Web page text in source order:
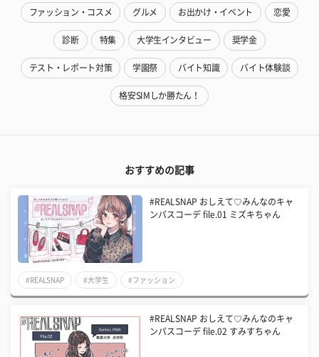
ファッション・コスメ グルメ お出かけ・イベント 恋愛
診断 特集 大学生インタビュー 奨学金
テスト・レポート対策 学園祭 バイト知識 バイト体験談
格安SIMしか勝たん！
おすすめの記事
#REALSNAP おしえて♡みんなのキャ
ンパスコーデ file.01 ミズキちゃん
#REALSNAP #大学生 #ファッション
#REALSNAP おしえて♡みんなのキャ
ンパスコーデ file.02 すみすちゃん